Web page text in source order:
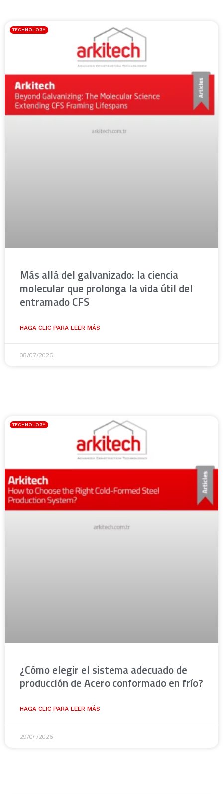
TECHNOLOGY
Más allá del galvanizado: la ciencia
molecular que prolonga la vida útil del
entramado CFS
HAGA CLIC PARA LEER MÁS
08/07/2026
TECHNOLOGY
¿Cómo elegir el sistema adecuado de
producción de Acero conformado en frío?
HAGA CLIC PARA LEER MÁS
29/04/2026